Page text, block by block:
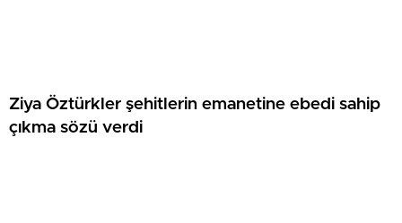
Ziya Öztürkler şehitlerin emanetine ebedi sahip
çıkma sözü verdi